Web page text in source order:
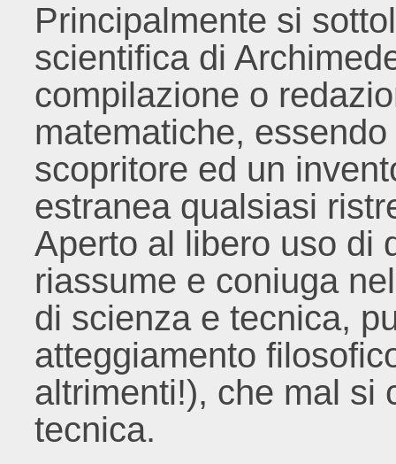
Principalmente si
scientifica di
compilazione o
matematiche,
scopritore ed un
estranea qualsiasi
Aperto al libero uso di
riassume e coniuga
di scienza e tecnica,
atteggiamento
altrimenti!), che mal si
tecnica.